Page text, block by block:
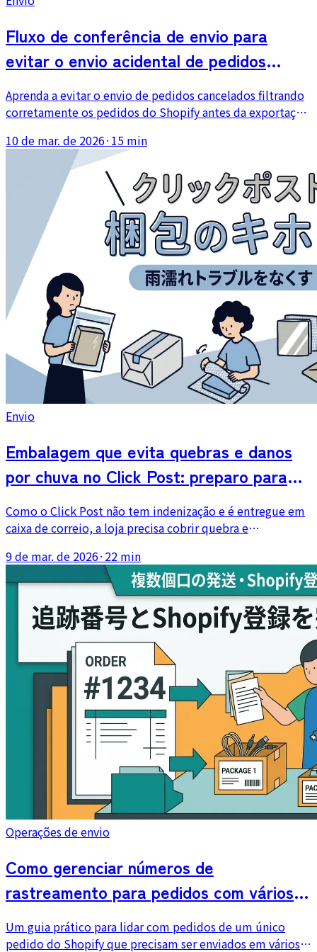
Fluxo de conferência de envio para
evitar o envio acidental de pedidos
cancelados
Aprenda a evitar o envio de pedidos cancelados filtrando
corretamente os pedidos do Shopify antes da exportação
imediatamente antes de começar a embalagem.
10 de mar. de 2026· 15 min
Envio
Embalagem que evita quebras e danos
por chuva no Click Post: preparo para
frágeis e para o risco da caixa de
correio
Como o Click Post não tem indenização e é entregue em
caixa de correio, a loja precisa cobrir quebra e
para frágeis e itens delicados, o papel do saco OPP contra
água e combinações práticas dentro do limite de 3 cm,
explicado por categoria de produto.
9 de mar. de 2026· 22 min
Operações de envio
Como gerenciar números de
rastreamento para pedidos com vários
pacotes e registrá-los no Shopify
Um guia prático para lidar com pedidos de um único
pedido do Shopify que precisam ser enviados em vários